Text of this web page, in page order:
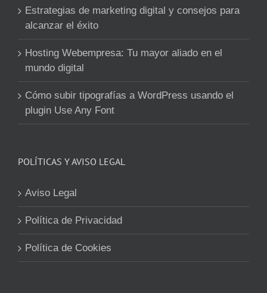
Estrategias de marketing digital y consejos para
alcanzar el éxito
Hosting Webempresa: Tu mayor aliado en el
mundo digital
Cómo subir tipografías a WordPress usando el
plugin Use Any Font
POLÍTICAS Y AVISO LEGAL
Aviso Legal
Política de Privacidad
Política de Cookies